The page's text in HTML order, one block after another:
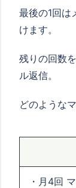
最後の1回は
けます。
残りの回数
ル返信。
どのような
・月 4回